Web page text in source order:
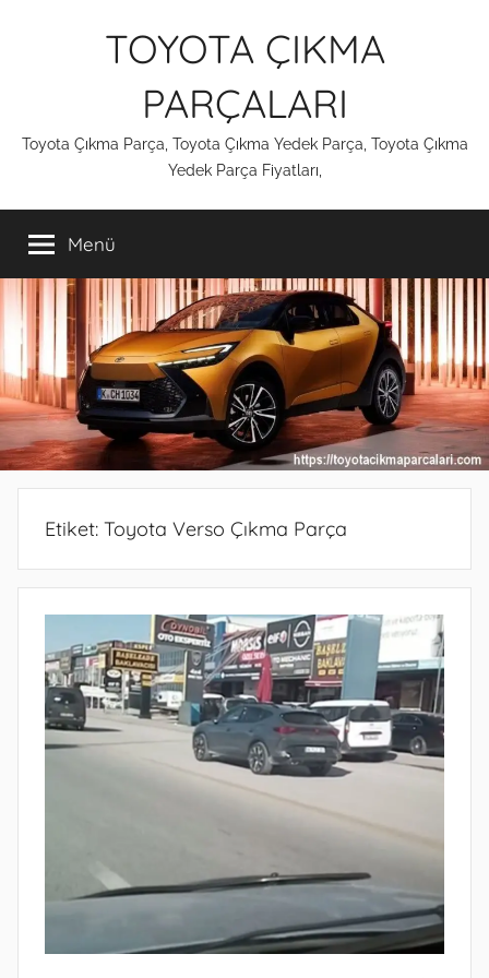
TOYOTA ÇIKMA
PARÇALARI
Toyota Çıkma Parça, Toyota Çıkma Yedek Parça, Toyota Çıkma
Yedek Parça Fiyatları,
Menü
Etiket: Toyota Verso Çıkma Parça